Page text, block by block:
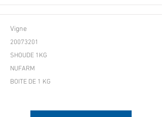
Vigne
20073201
SHOUDE 1KG
NUFARM
BOITE DE 1 KG